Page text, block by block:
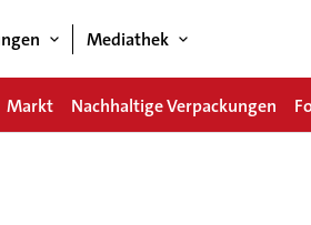
Mediathek
Markt Nachhaltige Verpackungen